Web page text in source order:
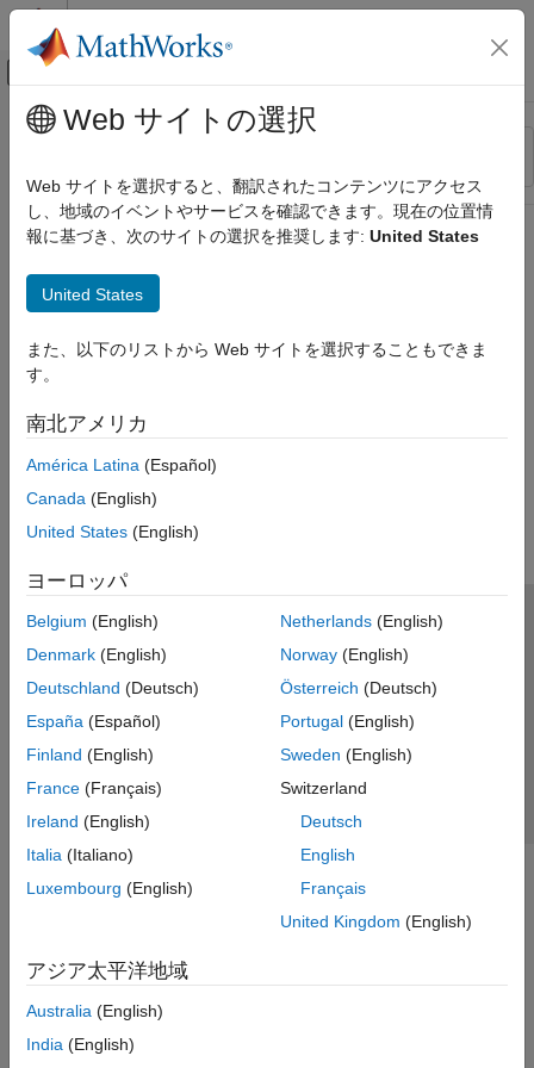
コンテンツへスキップ
オフキャンバス ナビゲーション メ
リソース
ステータス
メインコンテンツ
Web サイトの選択
Web サイトを選択すると、翻訳されたコンテンツにアクセス
し、地域のイベントやサービスを確認できます。現在の位置情
報に基づき、次のサイトの選択を推奨します: United States
United States
また、以下のリストから Web サイトを選択することもできま
す。
南北アメリカ
América Latina (Español)
Canada (English)
United States (English)
ヨーロッパ
Belgium (English)
Denmark (English)
Deutschland (Deutsch)
España (Español)
Finland (English)
France (Français)
Ireland (English)
Italia (Italiano)
Luxembourg (English)
Netherlands(English)
Norway(English)
Österreich (Deutsch)
Portugal(English)
Sweden (English)
Switzerland
Deutsch
English
Français
United Kingdom (English)
アジア太平洋地域
Australia (English)
India (English)
トラストセンター
プライバシー ポリシー
違法コピー防止
アプリケーション ステータス
© 1994-2026 The MathWorks, Inc.